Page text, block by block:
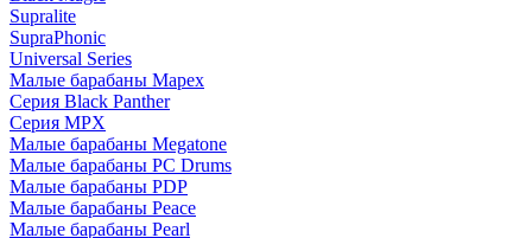
Supralite
SupraPhonic
Universal Series
Малые барабаны Mapex
Серия Black Panther
Серия MPX
Малые барабаны Megatone
Малые барабаны PC Drums
Малые барабаны PDP
Малые барабаны Peace
Малые барабаны Pearl